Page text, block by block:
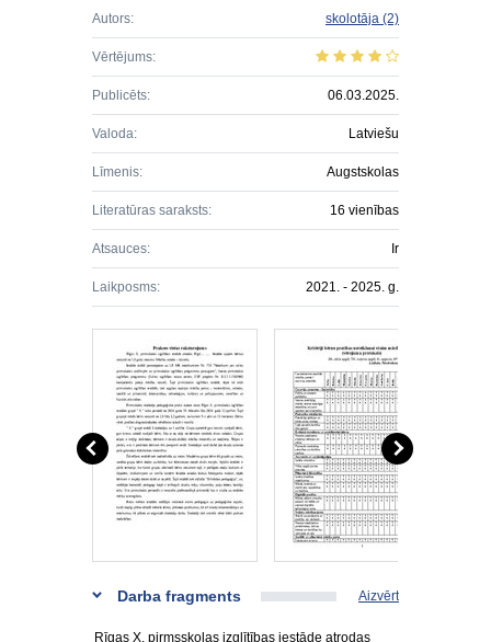
Autors: skolotāja (2)
Vērtējums:
Publicēts: 06.03.2025.
Valoda: Latviešu
Līmenis: Augstskolas
Literatūras saraksts: 16 vienības
Atsauces: Ir
Laikposms: 2021. - 2025. g.
Darba fragments Aizvērt
Rīgas X. pirmsskolas izglītības iestāde atrodas